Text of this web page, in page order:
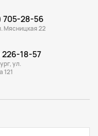
систем: 4
705-28-56
Мясницкая 22
226-18-57
ул.
121